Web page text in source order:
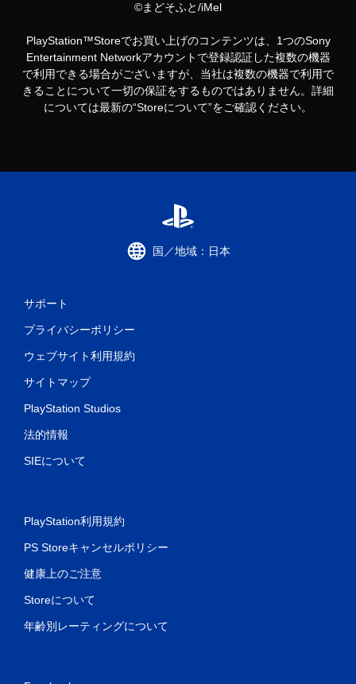
©まどそふと/iMel
PlayStation™Storeでお買い上げのコンテンツは、1つのSony
Entertainment Networkアカウントで登録認証した複数の機器
で利用できる場合がございますが、当社は複数の機器で利用で
きることについて一切の保証をするものではありません。詳細
については最新の“Storeについて”をご確認ください。
国／地域：日本
サポート
プライバシーポリシー
ウェブサイト利用規約
サイトマップ
PlayStation Studios
法的情報
SIEについて
PlayStation利用規約
PS Storeキャンセルポリシー
健康上のご注意
Storeについて
年齢別レーティングについて